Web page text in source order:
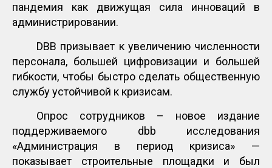
пандемия как движущая сила инноваций в
администрировании.
DBB призывает к увеличению численности
персонала, большей цифровизации и большей
гибкости, чтобы быстро сделать общественную
службу устойчивой к кризисам.
Опрос сотрудников – новое издание
поддерживаемого dbb исследования
«Администрация в период кризиса» —
показывает строительные площадки и был